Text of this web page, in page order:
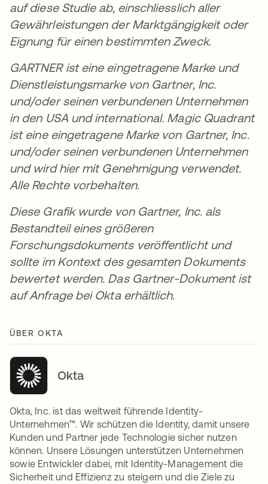
auf diese Studie ab, einschliesslich aller
Gewährleistungen der Marktgängigkeit oder
Eignung für einen bestimmten Zweck.
GARTNER ist eine eingetragene Marke und
Dienstleistungsmarke von Gartner, Inc.
und/oder seinen verbundenen Unternehmen
in den USA und international. Magic Quadrant
ist eine eingetragene Marke von Gartner, Inc.
und/oder seinen verbundenen Unternehmen
und wird hier mit Genehmigung verwendet.
Alle Rechte vorbehalten.
Diese Grafik wurde von Gartner, Inc. als
Bestandteil eines größeren
Forschungsdokuments veröffentlicht und
sollte im Kontext des gesamten Dokuments
bewertet werden. Das Gartner-Dokument ist
auf Anfrage bei Okta erhältlich.
ÜBER OKTA
Okta
Okta, Inc. ist das weltweit führende Identity-
Unternehmen™. Wir schützen die Identity, damit unsere
Kunden und Partner jede Technologie sicher nutzen
können. Unsere Lösungen unterstützen Unternehmen
sowie Entwickler dabei, mit Identity-Management die
Sicherheit und Effizienz zu steigern und die Ziele zu